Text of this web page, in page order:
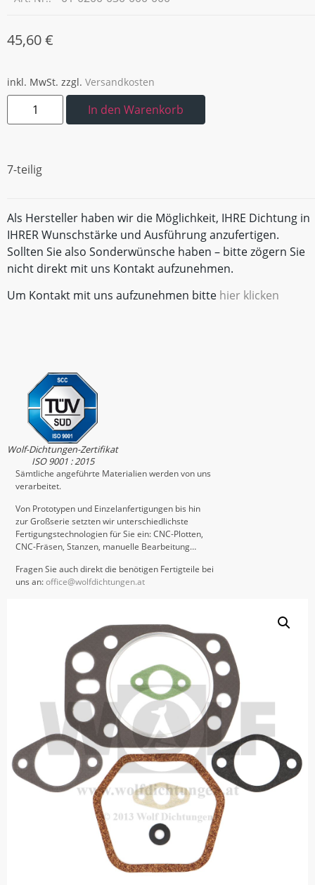
45,60€
inkl. MwSt. zzgl. Versandkosten
In den Warenkorb
7-teilig
Als Hersteller haben wir die Möglichkeit, IHRE Dichtung in
IHRER Wunschstärke und Ausführung anzufertigen.
Sollten Sie also Sonderwünsche haben – bitte zögern Sie
nicht direkt mit uns Kontakt aufzunehmen.
Um Kontakt mit uns aufzunehmen bitte hier klicken
Wolf-Dichtungen-Zertifikat
ISO 9001 : 2015
Sämtliche angeführte Materialien werden von uns
verarbeitet.
Von Prototypen und Einzelanfertigungen bis hin
zur Großserie setzten wir unterschiedlichste
Fertigungstechnologien für Sie ein: CNC-Plotten,
CNC-Fräsen, Stanzen, manuelle Bearbeitung…
Fragen Sie auch direkt die benötigen Fertigteile bei
uns an:office@wolfdichtungen.at